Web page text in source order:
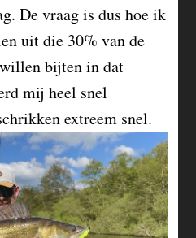
De vraag is dus hoe ik
uit die 30% van de
bijten in dat
mij heel snel
extreem snel.